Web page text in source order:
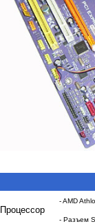
Процессор
- AMD
- Разъем